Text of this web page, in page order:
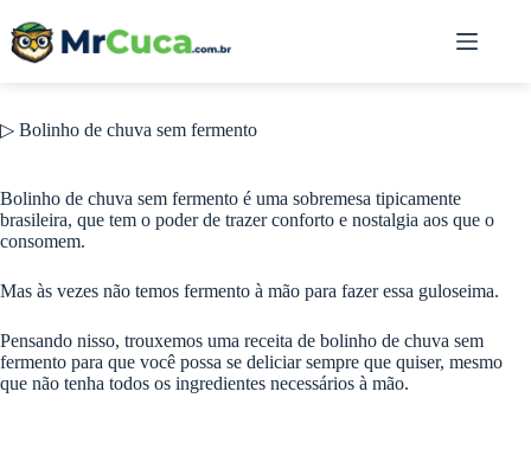
para
▷ Bolinho de chuva sem fermento
Bolinho de chuva sem fermento é uma sobremesa tipicamente
brasileira, que tem o poder de trazer conforto e nostalgia aos que o
consomem.
Mas às vezes não temos fermento à mão para fazer essa guloseima.
Pensando nisso, trouxemos uma receita de bolinho de chuva sem
fermento para que você possa se deliciar sempre que quiser, mesmo
que não tenha todos os ingredientes necessários à mão.